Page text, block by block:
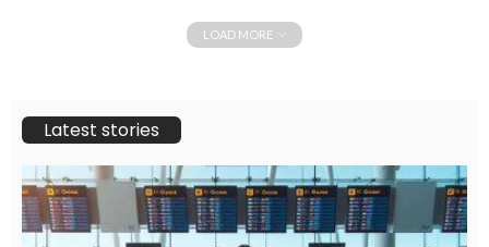
LOAD MORE
Latest stories